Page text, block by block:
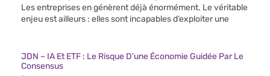
Les entreprises en génèrent déjà énormément. Le véritable
enjeu est ailleurs : elles sont incapables d’exploiter une
JDN – IA Et ETF : Le Risque D’une Économie Guidée Par Le
Consensus